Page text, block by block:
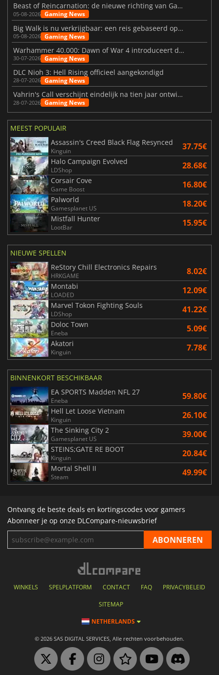
Beast of Reincarnation: de nieuwe richting van Game Freak
05-08-2026 Gaming News
Big Walk is nu verkrijgbaar: een reis gebaseerd op vriendschap
05-08-2026 Gaming News
Warhammer 40.000: Dawn of War 4 introduceert de Necron-factie
30-07-2026 Gaming News
DLC Nioh 3: Hell Rising officieel aangekondigd
28-07-2026 Gaming News
Vahrin's Call verschijnt eindelijk na tien jaar ontwikkeling
28-07-2026 Gaming News
MEEST POPULAIR
Assassin's Creed Black Flag Resynced
Kinguin 37.75€
Halo Campaign Evolved
LDShop 28.68€
Corsair Cove
Game Boost 16.80€
Palworld
Gamesplanet US 18.20€
Mistfall Hunter
LootBar 15.95€
NIEUWE SPELLEN
ReStory Chill Electronics Repairs
HRKGAME 8.02€
Montabi
LOADED 12.09€
Marvel Tokon Fighting Souls
LDShop 41.22€
Doloc Town
Eneba 5.09€
Akatori
Kinguin 7.78€
BINNENKORT BESCHIKBAAR
EA SPORTS Madden NFL 27
Eneba 59.80€
Hell Let Loose Vietnam
Kinguin 26.10€
The Sinking City 2
Gamesplanet US 39.00€
STEINS;GATE RE BOOT
Kinguin 20.84€
Mortal Shell II
Steam 49.99€
Ontvang de beste deals en kortingscodes voor gamers
Abonneer je op onze DLCompare-nieuwsbrief
WINKELS SPELPLATFORM CONTACT FAQ PRIVACYBELEID
SITEMAP
NETHERLANDS
© 2026 SAS DIGITAL SERVICES, Alle rechten voorbehouden.